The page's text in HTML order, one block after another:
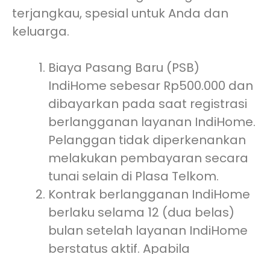
terjangkau, spesial untuk Anda dan
keluarga.
Biaya Pasang Baru (PSB)
IndiHome sebesar Rp500.000 dan
dibayarkan pada saat registrasi
berlangganan layanan IndiHome.
Pelanggan tidak diperkenankan
melakukan pembayaran secara
tunai selain di Plasa Telkom.
Kontrak berlangganan IndiHome
berlaku selama 12 (dua belas)
bulan setelah layanan IndiHome
berstatus aktif. Apabila